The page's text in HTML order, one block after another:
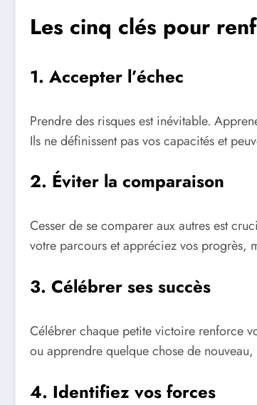
Les cinq clés pour
1. Accepter l’échec
Prendre des risques est inévitable.
Ils ne définissent pas vos capacités et
2. Éviter la comparaison
Cesser de se comparer aux autres est
votre parcours et appréciez vos progrès,
3. Célébrer ses succès
Célébrer chaque petite victoire renforce
ou apprendre quelque chose de nouveau,
4. Identifiez vos forces